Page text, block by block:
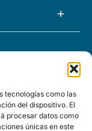
tecnologías como las
del dispositivo. El
procesar datos como
únicas en este